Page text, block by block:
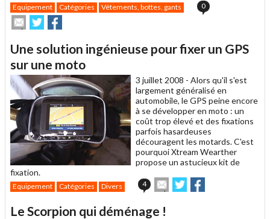
Equipement Catégories Vêtements, bottes, gants 0
Envoyer
cet
à
un
ami
Partager
sur
sur
Une solution ingénieuse pour fixer un GPS
sur une moto
3 juillet 2008 - Alors qu'il s'est
largement généralisé en
automobile, le GPS peine encore
à se développer en moto : un
coût trop élevé et des fixations
parfois hasardeuses
découragent les motards. C'est
pourquoi Xtream Wearther
propose un astucieux kit de
fixation.
Equipement Catégories Divers 4
Envoyer
cet
à
Partager
sur sur
Le Scorpion qui déménage !